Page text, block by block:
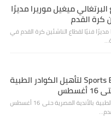
ميغيل موريرا مديرًا
كرة القدم
فنيًا لقطاع الناشئين كرة القدم في
انطلاق معسكر Sports ER لتأهيل الكوادر الطبية
انطلاق معسكر Sports ER لتأهيل الكوادر الطبية بالأندية المصرية حتى 16 أغسطس